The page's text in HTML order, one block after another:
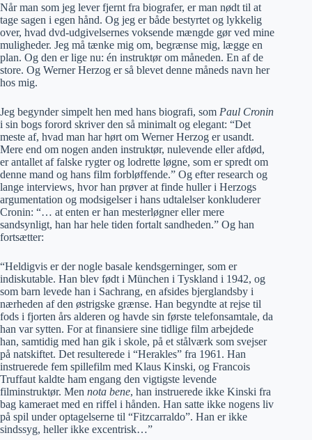
Når man som jeg lever fjernt fra biografer, er man nødt til at
tage sagen i egen hånd. Og jeg er både bestyrtet og lykkelig
over, hvad dvd-udgivelsernes voksende mængde gør ved mine
muligheder. Jeg må tænke mig om, begrænse mig, lægge en
plan. Og den er lige nu: én instruktør om måneden. En af de
store. Og Werner Herzog er så blevet denne måneds navn her
hos mig.
Jeg begynder simpelt hen med hans biografi, som Paul Cronin
i sin bogs forord skriver den så minimalt og elegant: “Det
meste af, hvad man har hørt om Werner Herzog er usandt.
Mere end om nogen anden instruktør, nulevende eller afdød,
er antallet af falske rygter og lodrette løgne, som er spredt om
denne mand og hans film forbløffende.” Og efter research og
lange interviews, hvor han prøver at finde huller i Herzogs
argumentation og modsigelser i hans udtalelser konkluderer
Cronin: “… at enten er han mesterløgner eller mere
sandsynligt, han har hele tiden fortalt sandheden.” Og han
fortsætter:
“Heldigvis er der nogle basale kendsgerninger, som er
indiskutable. Han blev født i München i Tyskland i 1942, og
som barn levede han i Sachrang, en afsides bjerglandsby i
nærheden af den østrigske grænse. Han begyndte at rejse til
fods i fjorten års alderen og havde sin første telefonsamtale, da
han var sytten. For at finansiere sine tidlige film arbejdede
han, samtidig med han gik i skole, på et stålværk som svejser
på natskiftet. Det resulterede i “Herakles” fra 1961. Han
instruerede fem spillefilm med Klaus Kinski, og Francois
Truffaut kaldte ham engang den vigtigste levende
filminstruktør. Men nota bene, han instruerede ikke Kinski fra
bag kameraet med en riffel i hånden. Han satte ikke nogens liv
på spil under optagelserne til “Fitzcarraldo”. Han er ikke
sindssyg, heller ikke excentrisk…”